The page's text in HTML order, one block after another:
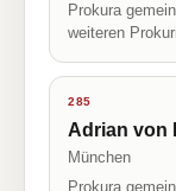
Prokura
weiteren
285
Adrian von
München
Prokura